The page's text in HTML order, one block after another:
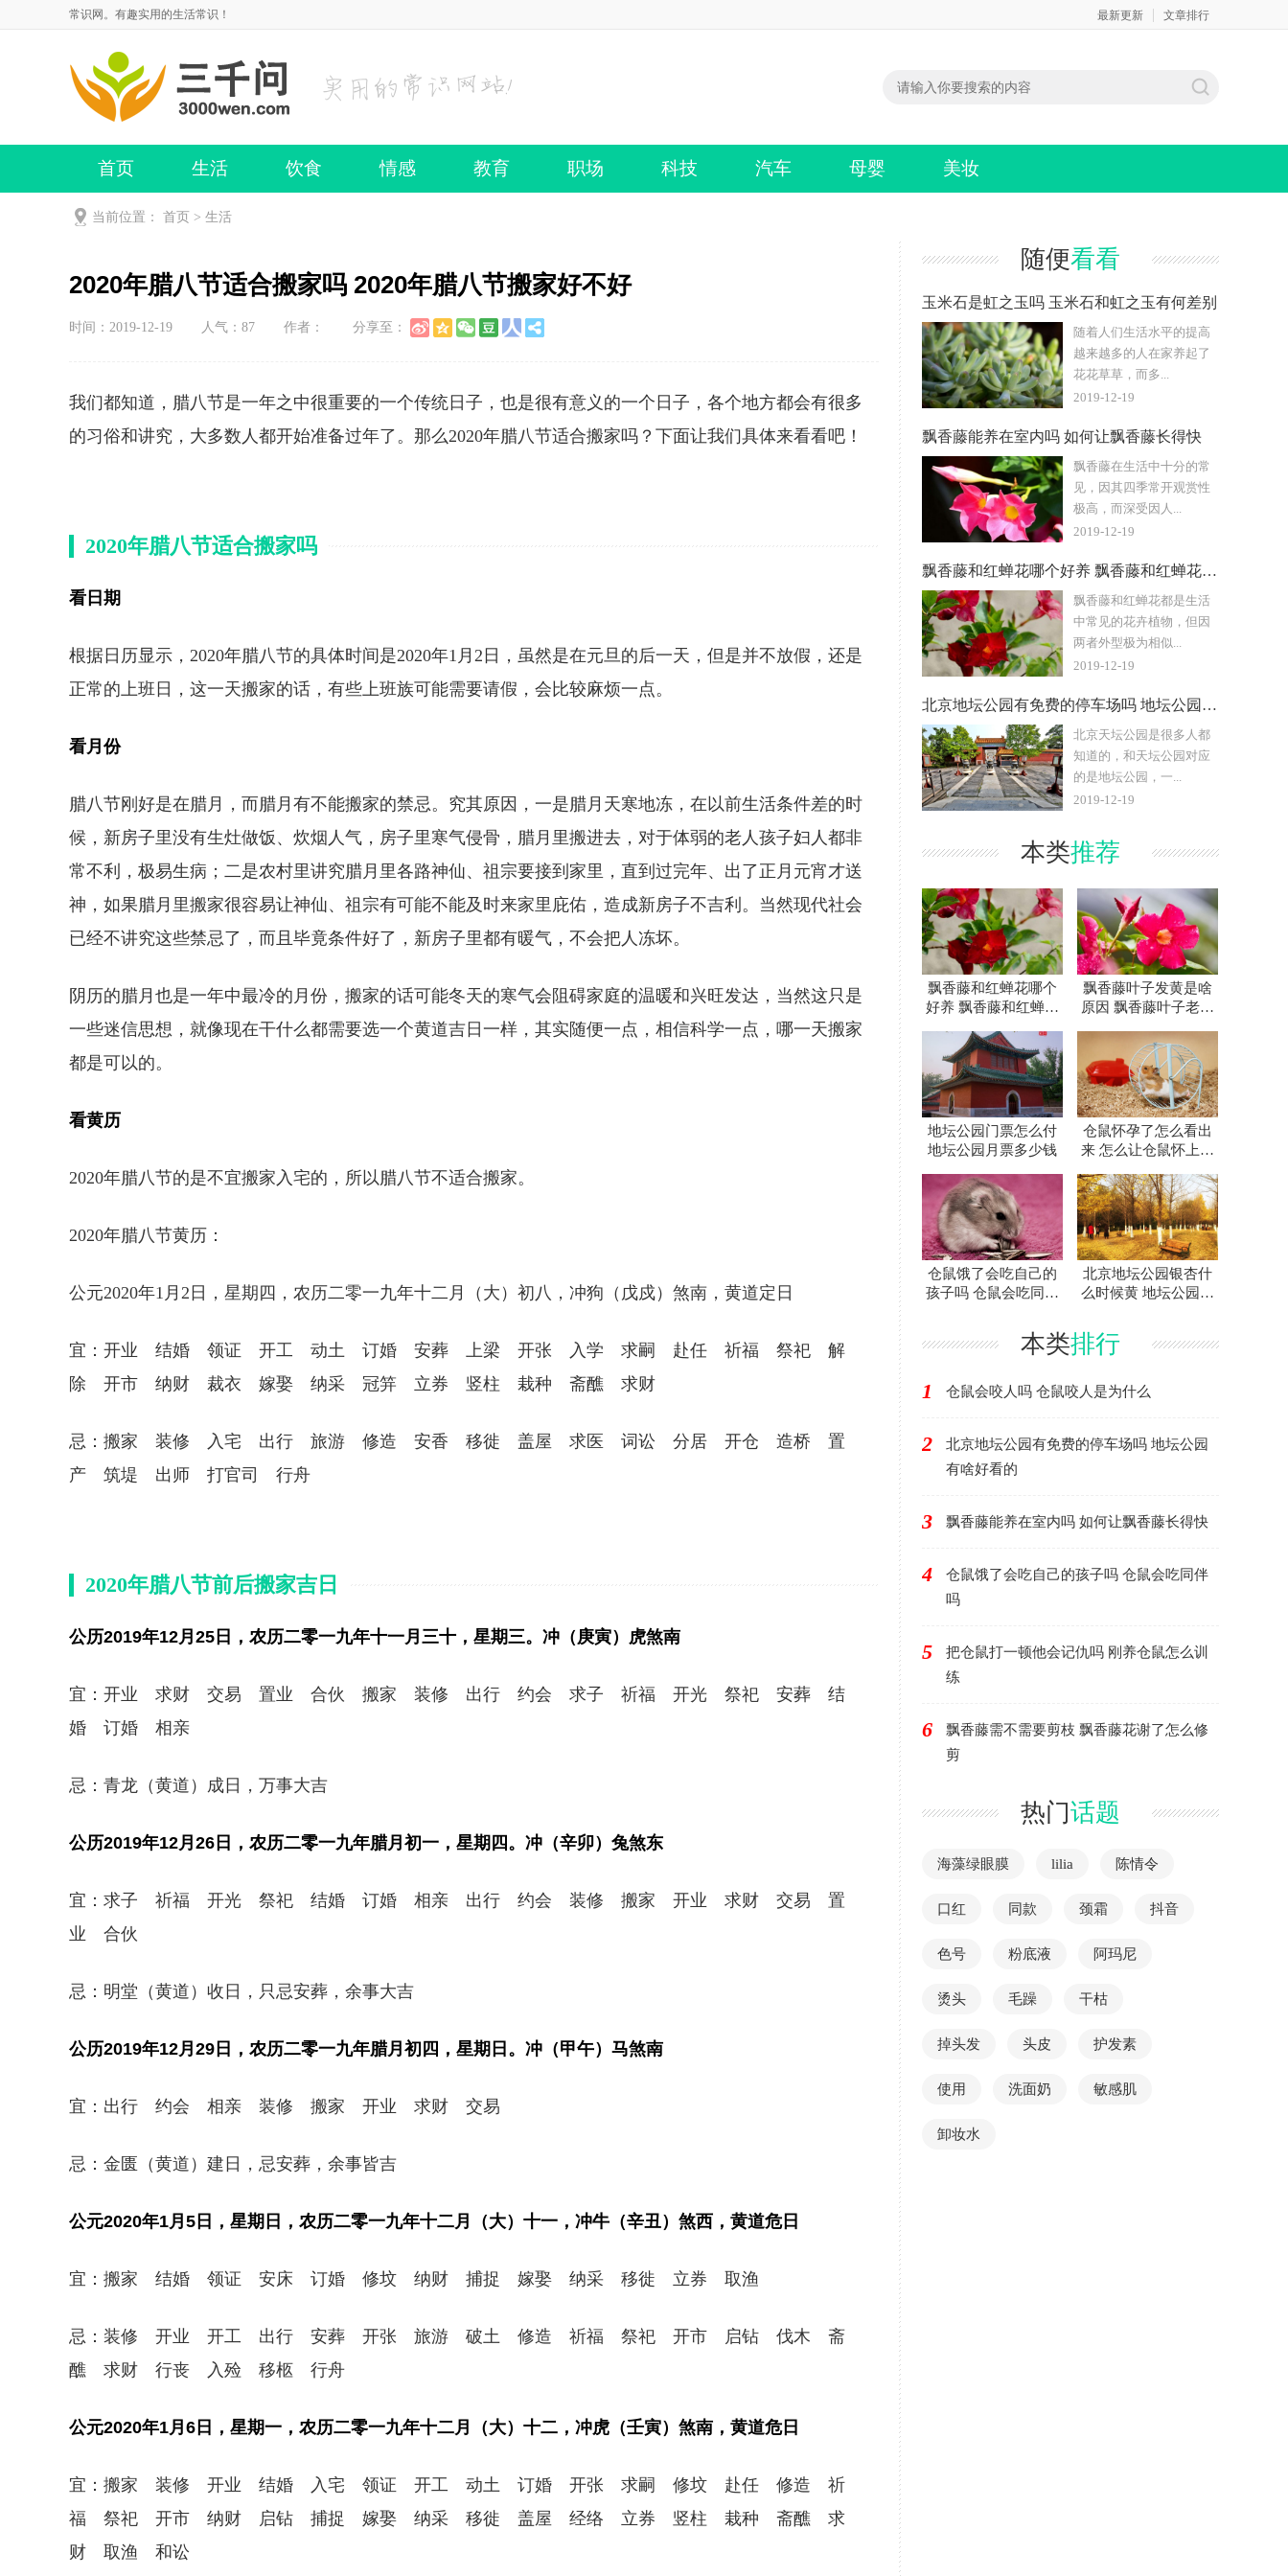
常识网。有趣实用的生活常识！ 最新更新 文章排行
首页 生活 饮食 情感 教育 职场 科技 汽车 母婴 美妆
当前位置： 首页 > 生活
2020年腊八节适合搬家吗 2020年腊八节搬家好不好
时间：2019-12-19 人气： 87 作者： 分享至：
我们都知道，腊八节是一年之中很重要的一个传统日子，也是很有意义的一个日子，各个地方都会有很多
的习俗和讲究，大多数人都开始准备过年了。那么2020年腊八节适合搬家吗？下面让我们具体来看看吧！
2020年腊八节适合搬家吗
看日期
根据日历显示，2020年腊八节的具体时间是2020年1月2日，虽然是在元旦的后一天，但是并不放假，还是
正常的上班日，这一天搬家的话，有些上班族可能需要请假，会比较麻烦一点。
看月份
腊八节刚好是在腊月，而腊月有不能搬家的禁忌。究其原因，一是腊月天寒地冻，在以前生活条件差的时
候，新房子里没有生灶做饭、炊烟人气，房子里寒气侵骨，腊月里搬进去，对于体弱的老人孩子妇人都非
常不利，极易生病；二是农村里讲究腊月里各路神仙、祖宗要接到家里，直到过完年、出了正月元宵才送
神，如果腊月里搬家很容易让神仙、祖宗有可能不能及时来家里庇佑，造成新房子不吉利。当然现代社会
已经不讲究这些禁忌了，而且毕竟条件好了，新房子里都有暖气，不会把人冻坏。
阴历的腊月也是一年中最冷的月份，搬家的话可能冬天的寒气会阻碍家庭的温暖和兴旺发达，当然这只是
一些迷信思想，就像现在干什么都需要选一个黄道吉日一样，其实随便一点，相信科学一点，哪一天搬家
都是可以的。
看黄历
2020年腊八节的是不宜搬家入宅的，所以腊八节不适合搬家。
2020年腊八节黄历：
公元2020年1月2日，星期四，农历二零一九年十二月（大）初八，冲狗（戊戍）煞南，黄道定日
宜：开业 结婚 领证 开工 动土 订婚 安葬 上梁 开张 入学 求嗣 赴任 祈福 祭祀 解
除 开市 纳财 裁衣 嫁娶 纳采 冠笄 立券 竖柱 栽种 斋醮 求财
忌：搬家 装修 入宅 出行 旅游 修造 安香 移徙 盖屋 求医 词讼 分居 开仓 造桥 置
产 筑堤 出师 打官司 行舟
2020年腊八节前后搬家吉日
公历2019年12月25日，农历二零一九年十一月三十，星期三。冲（庚寅）虎煞南
宜：开业 求财 交易 置业 合伙 搬家 装修 出行 约会 求子 祈福 开光 祭祀 安葬 结
婚 订婚 相亲
忌：青龙（黄道）成日，万事大吉
公历2019年12月26日，农历二零一九年腊月初一，星期四。冲（辛卯）兔煞东
宜：求子 祈福 开光 祭祀 结婚 订婚 相亲 出行 约会 装修 搬家 开业 求财 交易 置
业 合伙
忌：明堂（黄道）收日，只忌安葬，余事大吉
公历2019年12月29日，农历二零一九年腊月初四，星期日。冲（甲午）马煞南
宜：出行 约会 相亲 装修 搬家 开业 求财 交易
忌：金匮（黄道）建日，忌安葬，余事皆吉
公元2020年1月5日，星期日，农历二零一九年十二月（大）十一，冲牛（辛丑）煞西，黄道危日
宜：搬家 结婚 领证 安床 订婚 修坟 纳财 捕捉 嫁娶 纳采 移徙 立券 取渔
忌：装修 开业 开工 出行 安葬 开张 旅游 破土 修造 祈福 祭祀 开市 启钻 伐木 斋
醮 求财 行丧 入殓 移柩 行舟
公元2020年1月6日，星期一，农历二零一九年十二月（大）十二，冲虎（壬寅）煞南，黄道危日
宜：搬家 装修 开业 结婚 入宅 领证 开工 动土 订婚 开张 求嗣 修坟 赴任 修造 祈
福 祭祀 开市 纳财 启钻 捕捉 嫁娶 纳采 移徙 盖屋 经络 立券 竖柱 栽种 斋醮 求
财 取渔 和讼
随便看看
玉米石是虹之玉吗 玉米石和虹之玉有何差别
随着人们生活水平的提高
越来越多的人在家养起了
花花草草，而​多...
2019-12-19
飘香藤能养在室内吗 如何让飘香藤长得快
飘香藤在生活中十分的常
见，因其四季常开观赏性
极高，而深受因人...
2019-12-19
飘香藤和红蝉花哪个好养 飘香藤和红蝉花差别在哪
飘香藤和红蝉花都是生活
中常见的花卉植物，但因
两者外型极为相似...
2019-12-19
北京地坛公园有免费的停车场吗 地坛公园有啥好看的
北京天坛公园是很多人都
知道的，和天坛公园对应
的是地坛公园，一...
2019-12-19
本类推荐
飘香藤和红蝉花哪个
好养 飘香藤和红蝉花
飘香藤叶子发黄是啥
原因 飘香藤叶子老黄
地坛公园门票怎么付
地坛公园月票多少钱
仓鼠怀孕了怎么看出
来 怎么让仓鼠怀上宝
仓鼠饿了会吃自己的
孩子吗 仓鼠会吃同伴
北京地坛公园银杏什
么时候黄 地坛公园银
本类排行
1 仓鼠会咬人吗 仓鼠咬人是为什么
2
北京地坛公园有免费的停车场吗 地坛公园
有啥好看的
3 飘香藤能养在室内吗 如何让飘香藤长得快
4
仓鼠饿了会吃自己的孩子吗 仓鼠会吃同伴
吗
5
把仓鼠打一顿他会记仇吗 刚养仓鼠怎么训
练
6
飘香藤需不需要剪枝 飘香藤花谢了怎么修
剪
热门话题
海藻绿眼膜 lilia 陈情令
口红 同款 颈霜 抖音
色号 粉底液 阿玛尼
烫头 毛躁 干枯
掉头发 头皮 护发素
使用 洗面奶 敏感肌
卸妆水